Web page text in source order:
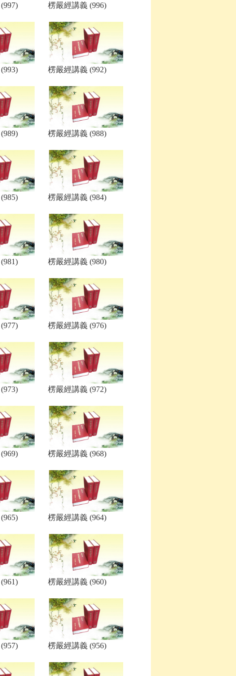
楞嚴經講義 (996)
楞嚴經講義 (992)
楞嚴經講義 (988)
楞嚴經講義 (984)
楞嚴經講義 (980)
楞嚴經講義 (976)
楞嚴經講義 (972)
楞嚴經講義 (968)
楞嚴經講義 (964)
楞嚴經講義 (960)
楞嚴經講義 (956)